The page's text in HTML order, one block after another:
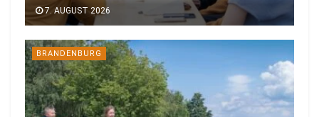
7. AUGUST 2026
BRANDENBURG